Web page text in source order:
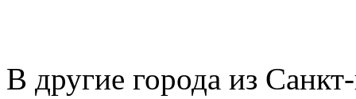
В другие города из